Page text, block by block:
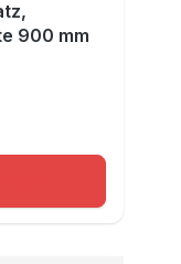
900 mm